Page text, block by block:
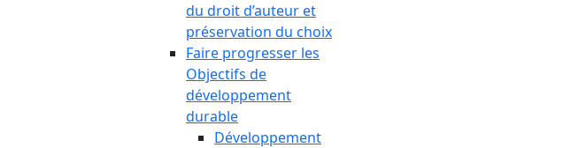
du droit d’auteur et
préservation du choix
Faire progresser les
Objectifs de
développement
durable
Développement